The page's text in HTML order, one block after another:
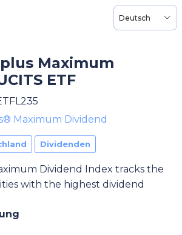
Deutsch
Maximum
ETF
Maximum Dividend
Dividenden
Dividend Index tracks the
with the highest dividend